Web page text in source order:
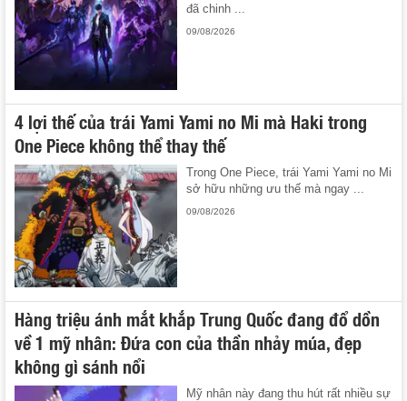
đã chinh ...
09/08/2026
4 lợi thế của trái Yami Yami no Mi mà Haki trong
One Piece không thể thay thế
Trong One Piece, trái Yami Yami no Mi
sở hữu những ưu thế mà ngay ...
09/08/2026
Hàng triệu ánh mắt khắp Trung Quốc đang đổ dồn
về 1 mỹ nhân: Đứa con của thần nhảy múa, đẹp
không gì sánh nổi
Mỹ nhân này đang thu hút rất nhiều sự